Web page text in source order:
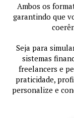
Ambos os
garantindo que
Seja para
sistemas
freelancers e
praticidade,
personalize e